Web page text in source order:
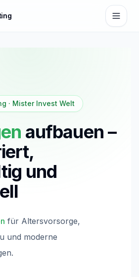
Zum Hauptinhalt springen
· Mister Invest Welt
aufbauen –
und
für Altersvorsorge,
und moderne